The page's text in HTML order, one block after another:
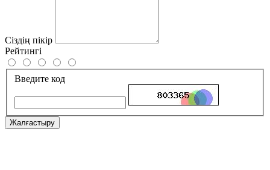
Сіздің пікір
Рейтингі
Введите код
Жалғастыру